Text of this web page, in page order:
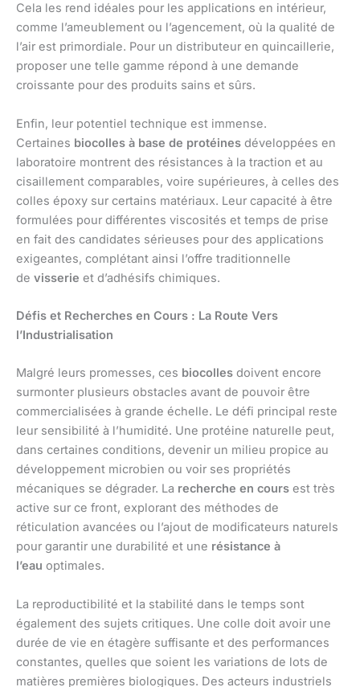
Cela les rend idéales pour les applications en intérieur,
comme l’ameublement ou l’agencement, où la qualité de
l’air est primordiale. Pour un distributeur en quincaillerie,
proposer une telle gamme répond à une demande
croissante pour des produits sains et sûrs.
Enfin, leur potentiel technique est immense.
Certaines biocolles à base de protéines développées en
laboratoire montrent des résistances à la traction et au
cisaillement comparables, voire supérieures, à celles des
colles époxy sur certains matériaux. Leur capacité à être
formulées pour différentes viscosités et temps de prise
en fait des candidates sérieuses pour des applications
exigeantes, complétant ainsi l’offre traditionnelle
de visserie et d’adhésifs chimiques.
Défis et Recherches en Cours : La Route Vers
l’Industrialisation
Malgré leurs promesses, ces biocolles doivent encore
surmonter plusieurs obstacles avant de pouvoir être
commercialisées à grande échelle. Le défi principal reste
leur sensibilité à l’humidité. Une protéine naturelle peut,
dans certaines conditions, devenir un milieu propice au
développement microbien ou voir ses propriétés
mécaniques se dégrader. La recherche en cours est très
active sur ce front, explorant des méthodes de
réticulation avancées ou l’ajout de modificateurs naturels
pour garantir une durabilité et une résistance à
l’eau optimales.
La reproductibilité et la stabilité dans le temps sont
également des sujets critiques. Une colle doit avoir une
durée de vie en étagère suffisante et des performances
constantes, quelles que soient les variations de lots de
matières premières biologiques. Des acteurs industriels